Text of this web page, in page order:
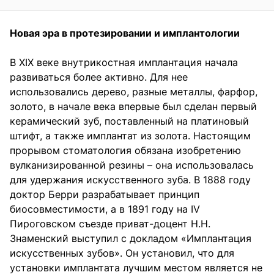
Новая эра в протезировании и имплантологии
В ХIХ веке внутрикостная имплантация начала
развиваться более активно. Для нее
использовались дерево, разные металлы, фарфор,
золото, в начале века впервые был сделан первый
керамический зуб, поставленный на платиновый
штифт, а также имплантат из золота. Настоящим
прорывом стоматология обязана изобретению
вулканизированной резины – она использовалась
для удержания искусственного зуба. В 1888 году
доктор Берри разрабатывает принцип
биосовместимости, а в 1891 году на IV
Пироговском съезде приват-доцент Н.Н.
Знаменский выступил с докладом «Имплантация
искусственных зубов». Он установил, что для
установки имплантата лучшим местом является не